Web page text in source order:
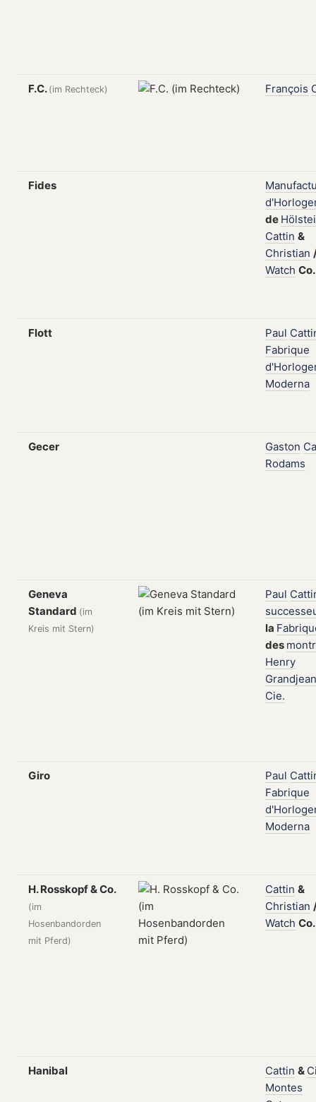
F.C. (im Rechteck) François
Fides
de
Cattin &
Christian
Watch Co.
Flott Paul
Fabrique
Moderna
Gecer Gaston
Rodams
Geneva
Standard (im
Kreis mit Stern)
Paul
la
des
Henry
Grandjean
Cie.
Giro Paul
Fabrique
Moderna
H. Rosskopf & Co.
(im
Hosenbandorden
mit Pferd)
Cattin &
Christian
Watch Co.
Hanibal Cattin &
Montes